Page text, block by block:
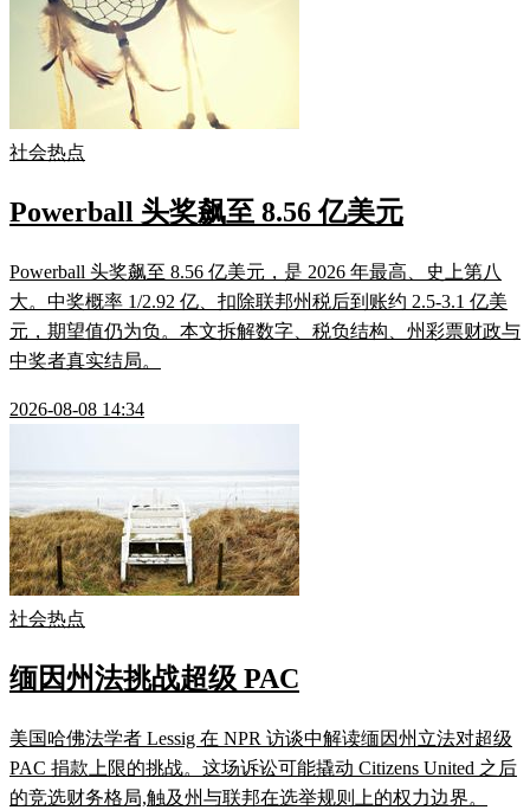
社会热点
Powerball 头奖飙至 8.56 亿美元
Powerball 头奖飙至 8.56 亿美元，是 2026 年最高、史上第八
大。中奖概率 1/2.92 亿、扣除联邦州税后到账约 2.5-3.1 亿美
元，期望值仍为负。本文拆解数字、税负结构、州彩票财政与
中奖者真实结局。
2026-08-08 14:34
社会热点
缅因州法挑战超级 PAC
美国哈佛法学者 Lessig 在 NPR 访谈中解读缅因州立法对超级
PAC 捐款上限的挑战。这场诉讼可能撬动 Citizens United 之后
的竞选财务格局,触及州与联邦在选举规则上的权力边界。